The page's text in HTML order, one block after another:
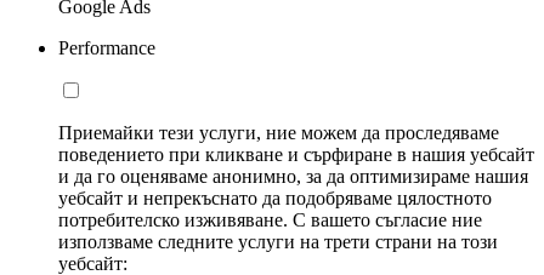
Google Ads
Performance
Приемайки тези услуги, ние можем да проследяваме
поведението при кликване и сърфиране в нашия уебсайт
и да го оценяваме анонимно, за да оптимизираме нашия
уебсайт и непрекъснато да подобряваме цялостното
потребителско изживяване. С вашето съгласие ние
използваме следните услуги на трети страни на този
уебсайт: